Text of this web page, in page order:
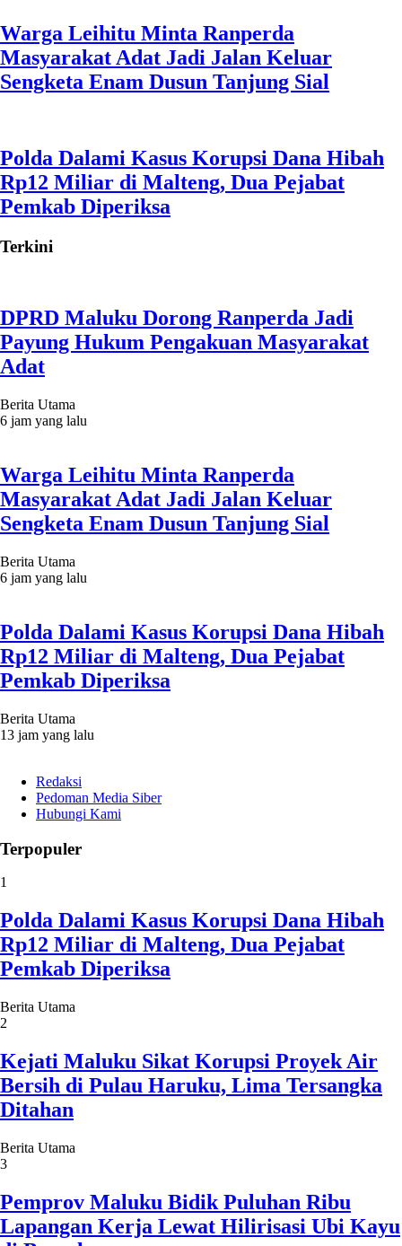
Warga Leihitu Minta Ranperda
Masyarakat Adat Jadi Jalan Keluar
Sengketa Enam Dusun Tanjung Sial
Polda Dalami Kasus Korupsi Dana Hibah
Rp12 Miliar di Malteng, Dua Pejabat
Pemkab Diperiksa
Terkini
DPRD Maluku Dorong Ranperda Jadi
Payung Hukum Pengakuan Masyarakat
Adat
Berita Utama
6 jam yang lalu
Warga Leihitu Minta Ranperda
Masyarakat Adat Jadi Jalan Keluar
Sengketa Enam Dusun Tanjung Sial
Berita Utama
6 jam yang lalu
Polda Dalami Kasus Korupsi Dana Hibah
Rp12 Miliar di Malteng, Dua Pejabat
Pemkab Diperiksa
Berita Utama
13 jam yang lalu
Redaksi
Pedoman Media Siber
Hubungi Kami
Terpopuler
1
Polda Dalami Kasus Korupsi Dana Hibah
Rp12 Miliar di Malteng, Dua Pejabat
Pemkab Diperiksa
Berita Utama
2
Kejati Maluku Sikat Korupsi Proyek Air
Bersih di Pulau Haruku, Lima Tersangka
Ditahan
Berita Utama
3
Pemprov Maluku Bidik Puluhan Ribu
Lapangan Kerja Lewat Hilirisasi Ubi Kayu